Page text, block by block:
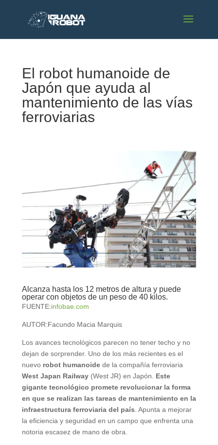
El robot humanoide de
Japón que ayuda al
mantenimiento de las vías
ferroviarias
Alcanza hasta los 12 metros de altura y puede
operar con objetos de un peso de 40 kilos.
FUENTE:infobae.com
AUTOR:Facundo Macia Marquis
Los avances tecnológicos parecen no tener techo y no
dejan de sorprender. Uno de los más recientes es el
nuevo robot humanoidede la compañía ferroviaria
West Japan Railway(West JR) en Japón. Este
gigante tecnológico promete revolucionar la forma
en que se realizan las tareas de mantenimiento en la
infraestructura ferroviaria del país . Apunta a mejorar
la eficiencia y seguridad en un campo que enfrenta una
notoria escasez de mano de obra.